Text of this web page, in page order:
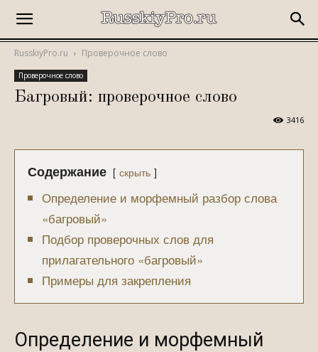
RusskiyPro.ru Проверочное слово
Проверочное слово
Багровый: проверочное слово
3416
Содержание скрыть
Определение и морфемный разбор слова
«багровый»
Подбор проверочных слов для
прилагательного «багровый»
Примеры для закрепления
Определение и морфемный